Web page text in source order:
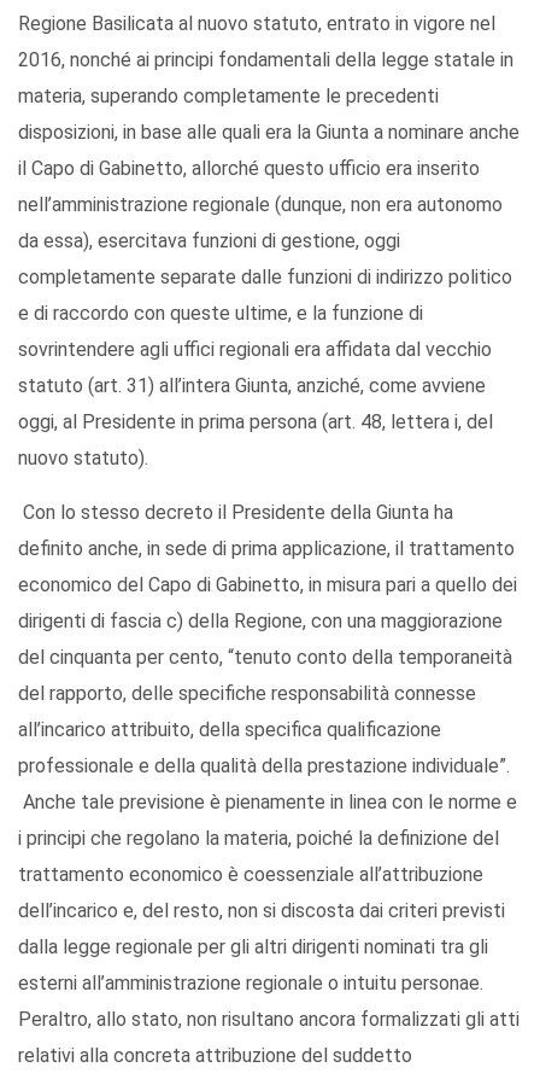
Regione Basilicata al nuovo statuto, entrato in vigore nel
2016, nonché ai principi fondamentali della legge statale in
materia, superando completamente le precedenti
disposizioni, in base alle quali era la Giunta a nominare anche
il Capo di Gabinetto, allorché questo ufficio era inserito
nell’amministrazione regionale (dunque, non era autonomo
da essa), esercitava funzioni di gestione, oggi
completamente separate dalle funzioni di indirizzo politico
e di raccordo con queste ultime, e la funzione di
sovrintendere agli uffici regionali era affidata dal vecchio
statuto (art. 31) all’intera Giunta, anziché, come avviene
oggi, al Presidente in prima persona (art. 48, lettera i, del
nuovo statuto).
Con lo stesso decreto il Presidente della Giunta ha
definito anche, in sede di prima applicazione, il trattamento
economico del Capo di Gabinetto, in misura pari a quello dei
dirigenti di fascia c) della Regione, con una maggiorazione
del cinquanta per cento, “tenuto conto della temporaneità
del rapporto, delle specifiche responsabilità connesse
all’incarico attribuito, della specifica qualificazione
professionale e della qualità della prestazione individuale”.
Anche tale previsione è pienamente in linea con le norme e
i principi che regolano la materia, poiché la definizione del
trattamento economico è coessenziale all’attribuzione
dell’incarico e, del resto, non si discosta dai criteri previsti
dalla legge regionale per gli altri dirigenti nominati tra gli
esterni all’amministrazione regionale o intuitu personae.
Peraltro, allo stato, non risultano ancora formalizzati gli atti
relativi alla concreta attribuzione del suddetto